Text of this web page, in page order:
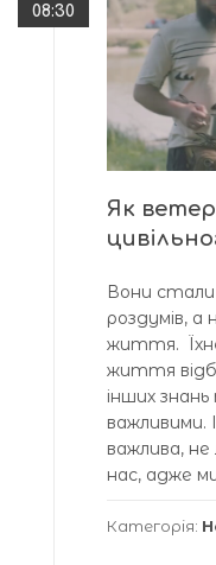
08:30
Як
Вони стали
роздумів, а
життя.
життя
інших знань
важливими.
важлива, не
нас, адже
Категорія: